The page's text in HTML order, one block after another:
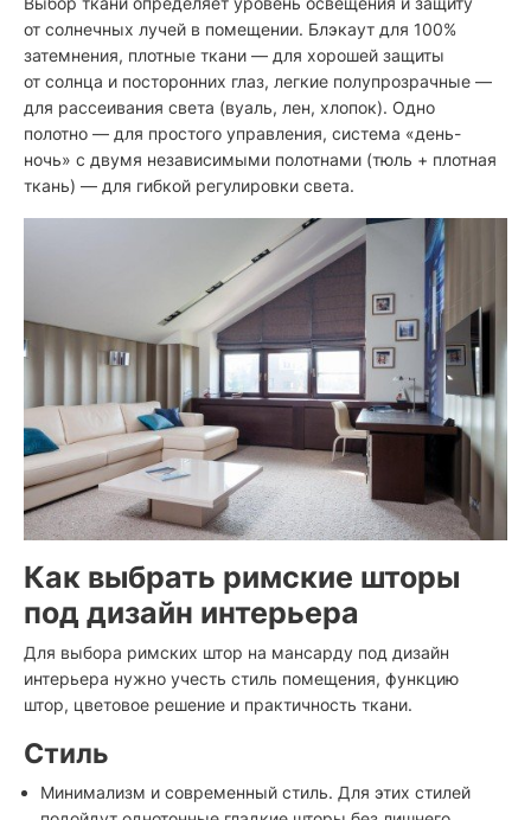
от солнечных лучей в помещении. Блэкаут для 100%
затемнения, плотные ткани — для хорошей защиты
от солнца и посторонних глаз, легкие полупрозрачные —
для рассеивания света (вуаль, лен, хлопок). Одно
полотно — для простого управления, система «день-
ночь» с двумя независимыми полотнами (тюль + плотная
ткань) — для гибкой регулировки света.
Как выбрать римские шторы
под дизайн интерьера
Для выбора римских штор на мансарду под дизайн
интерьера нужно учесть стиль помещения, функцию
штор, цветовое решение и практичность ткани.
Стиль
Минимализм и современный стиль. Для этих стилей